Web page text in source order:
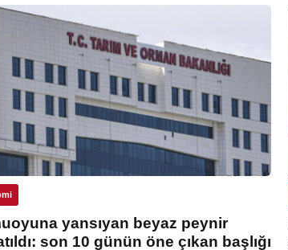
yansıyan beyaz peynir
son 10 günün öne çıkan başlığı